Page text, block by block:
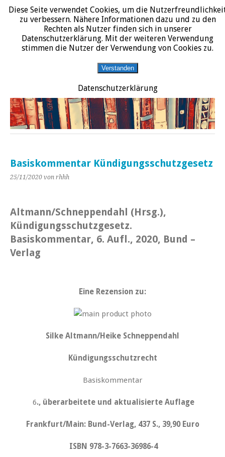
START DATENSCHUTZERKLÄRUNG IMPRESSUM ÜBER JURALIT
JURALIT
Rezensionen juristischer Literatur
Basiskommentar Kündigungsschutzgesetz
25/11/2020 von rhhh
A ltmann/Schneppendahl (Hrsg.),
Kündigungsschutzgesetz.
Basiskommentar, 6. Aufl., 2020, Bund –
Verlag
Eine Rezension zu:
Silke Altmann/Heike Schneppendahl
Kündigungsschutzrecht
Basiskommentar
6., überarbeitete und aktualisierte Auflage
Frankfurt/Main: Bund-Verlag, 437 S., 39,90 Euro
ISBN 978-3-7663-36986-4
Diese Seite verwendet Cookies, um die
zu verbessern. Nähere Informationen dazu und zu den
Rechten als Nutzer finden sich in unserer
Datenschutzerklärung. Mit der weiteren Verwendung
stimmen die Nutzer der Verwendung von Cookies zu.
Verstanden
Datenschutzerklärung